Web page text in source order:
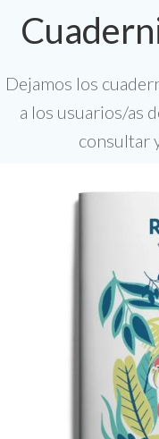
Dejamos los
a los usuarios/as
consultar